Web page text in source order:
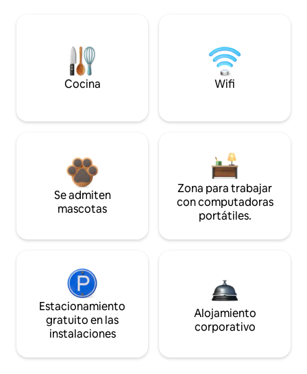
Cocina Wifi
Se admiten
mascotas
Zona para trabajar
con computadoras
portátiles.
Estacionamiento
gratuito en las
instalaciones
Alojamiento
corporativo